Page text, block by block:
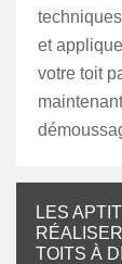
et
votre toit
LES
TOITS À